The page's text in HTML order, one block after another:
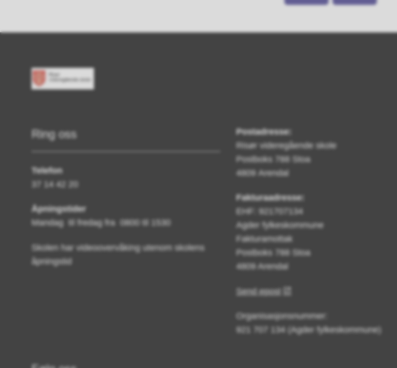
Ring oss
Telefon
37 14 42 20
Åpningstider
Mandag til fredag fra 0800 til 1530
Skolen har videoovervåking utenom skolens
åpningstid
Postadresse:
Risør videregående skole
Postboks 788 Stoa
4809 Arendal
Fakturaadresse:
EHF: 921707134
Agder fylkeskommune
Fakturamottak
Postboks 788 Stoa
4809 Arendal
Send epost
Organisasjonsnummer:
921 707 134 (Agder fylkeskommune)